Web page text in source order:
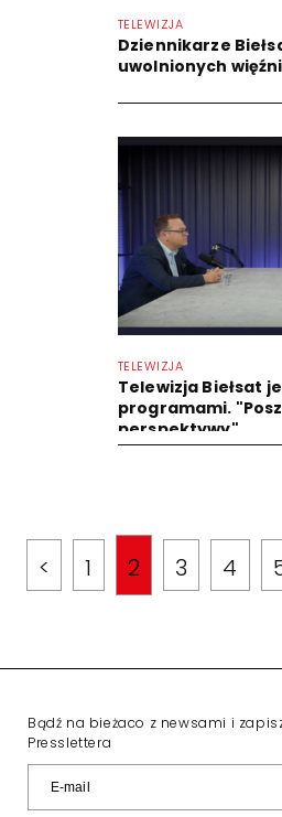
TELEWIZJA
Dziennikarze
uwolnionych
TELEWIZJA
Telewizja Biełsat
programami.
perspektywy"
< 1 2 3 4
Bądź na bieżaco z newsami i
Presslettera